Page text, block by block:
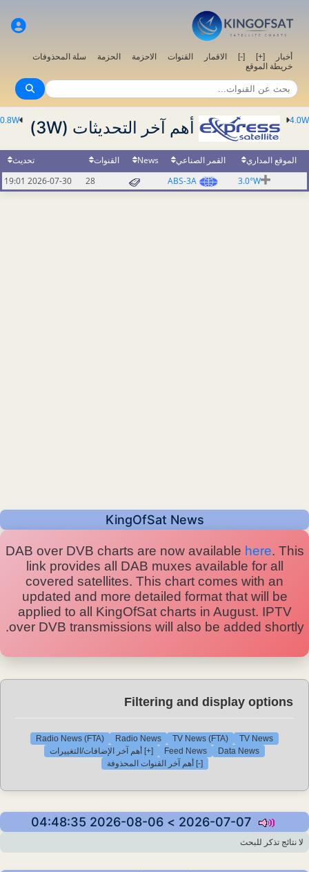
أخبار [+]
[-] الاقمار القنوات الاحزمة الحزمة
سلة المحذوفات
خريطة الموقع
4.0W
0.8W أهم آخر التحديثات (3W)
الموقع المداري القمر الصناعي News القنوات
تحديث
3.0°W
ABS-3A
28
2026-07-30 19:01
KingOfSat News
DAB over DVB charts are now available here. This
link provides all DAB muxes available for all
covered satellites. This chart comes with an
updated and more detailed format that will be
applied to all KingOfSat charts in August. IPTV
over DVB transmissions will also be added shortly.
Filtering and display options
TV News
TV News (FTA)
Radio News
Radio News (FTA)
Data News
Feed News
[+] أهم آخر الإضافات/التغييرات
[-] أهم آخر القنوات المحذوفة
2026-07-07 > 2026-08-06 04:48:35
لا نتائج تذكر للبحث